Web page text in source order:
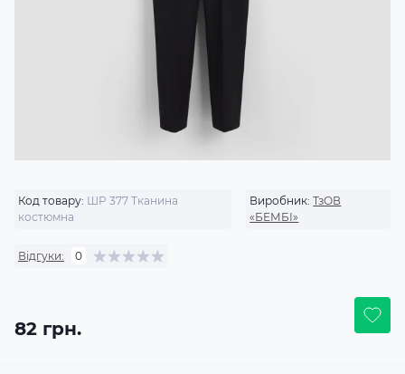
Код товару: ШР 377 Тканина
костюмна
Виробник: ТзОВ
«БЕМБІ»
Відгуки: 0
82 грн.